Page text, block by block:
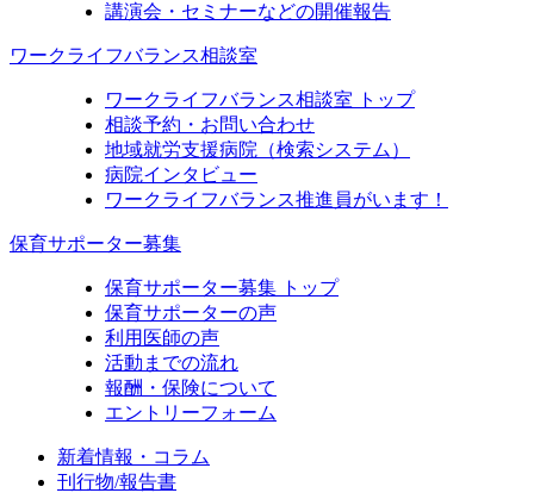
講演会・セミナーなどの開催報告
ワークライフバランス相談室
ワークライフバランス相談室 トップ
相談予約・お問い合わせ
地域就労支援病院（検索システム）
病院インタビュー
ワークライフバランス推進員がいます！
保育サポーター募集
保育サポーター募集 トップ
保育サポーターの声
利用医師の声
活動までの流れ
報酬・保険について
エントリーフォーム
新着情報・コラム
刊行物/報告書